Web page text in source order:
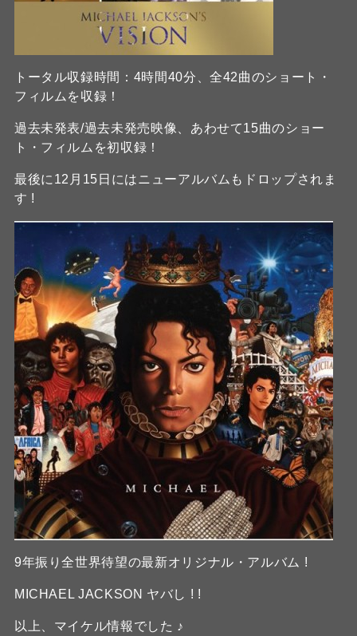
トータル収録時間：4時間40分、全42曲のショート・
フィルムを収録！
過去未発表/過去未発売映像、あわせて15曲のショー
ト・フィルムを初収録！
最後に12月15日にはニューアルバムもドロップされま
す !
9年振り全世界待望の最新オリジナル・アルバム !
MICHAEL JACKSON ヤバし ! !
以上、マイケル情報でした ♪